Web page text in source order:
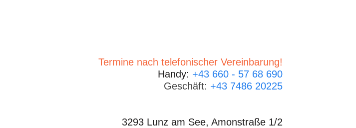
Termine nach telefonischer Vereinbarung!
Handy: +43 660 - 57 68 690
Geschäft: +43 7486 20225
3293 Lunz am See, Amonstraße 1/2